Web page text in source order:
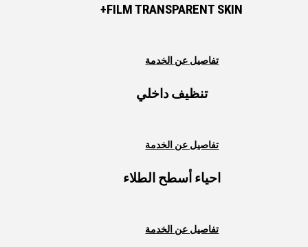
FILM TRANSPARENT SKIN+
تفاصيل عن الخدمة
تنظيف داخلي
تفاصيل عن الخدمة
احياء أسطح الطلاء
تفاصيل عن الخدمة